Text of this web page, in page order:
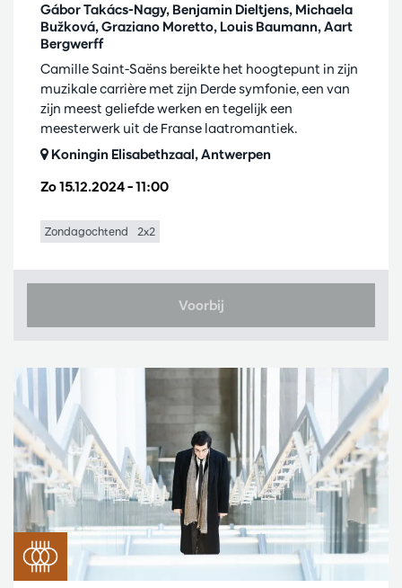
Gábor Takács-Nagy, Benjamin Dieltjens, Michaela
Bužková, Graziano Moretto, Louis Baumann, Aart
Bergwerff
Zo 15.12.2024– 11:00
Camille Saint-Saëns bereikte het hoogtepunt in zijn
muzikale carrière met zijn Derde symfonie, een van
zijn meest geliefde werken en tegelijk een
meesterwerk uit de Franse laatromantiek.
Koningin Elisabethzaal, Antwerpen
Zondagochtend 2x2
Voorbij